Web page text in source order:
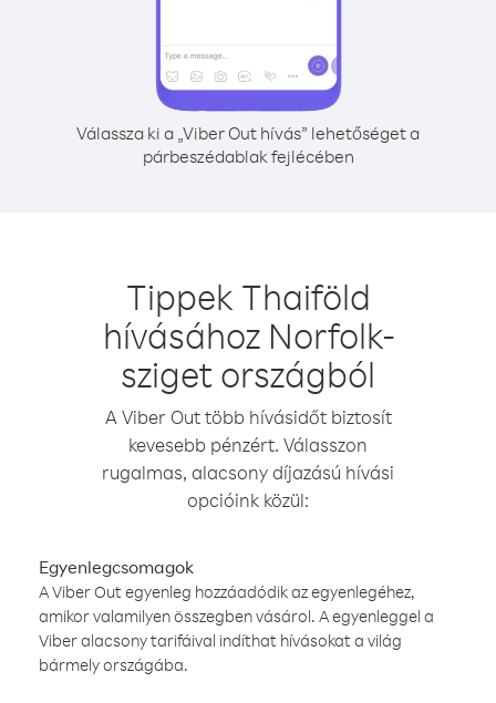
Válassza ki a „Viber Out hívás” lehetőséget a
párbeszédablak fejlécében
Tippek Thaiföld
hívásához Norfolk-
sziget országból
A Viber Out több hívásidőt biztosít
kevesebb pénzért. Válasszon
rugalmas, alacsony díjazású hívási
opcióink közül:
Egyenlegcsomagok
A Viber Out egyenleg hozzáadódik az egyenlegéhez,
amikor valamilyen összegben vásárol. A egyenleggel a
Viber alacsony tarifáival indíthat hívásokat a világ
bármely országába.